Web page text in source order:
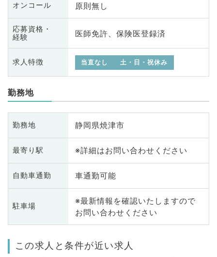
オンコール 原則無し
応募資格・
経験
医師免許、保険医登録済
求人特徴 当直なし 土・日・祝休み
勤務地
勤務地 静岡県焼津市
最寄り駅 ※詳細はお問い合わせください
自動車通勤 車通勤可能
駐車場
※最新情報を確認いたしますので
お問い合わせください
この求人と条件が近い求人